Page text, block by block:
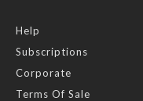
Help
Subscriptions
Corporate
Terms Of Sale